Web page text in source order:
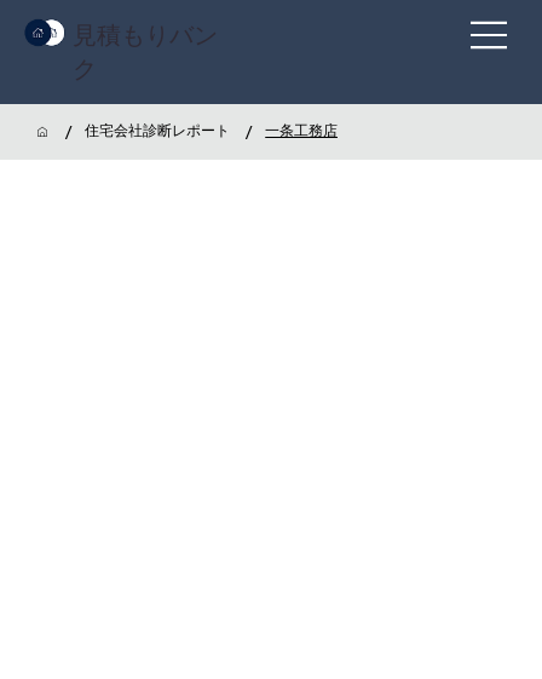
見積もりバン
ク
/ 住宅会社診断レポート / 一条工務店